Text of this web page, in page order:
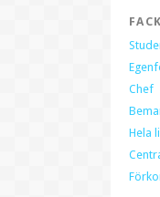
Chef
Hela